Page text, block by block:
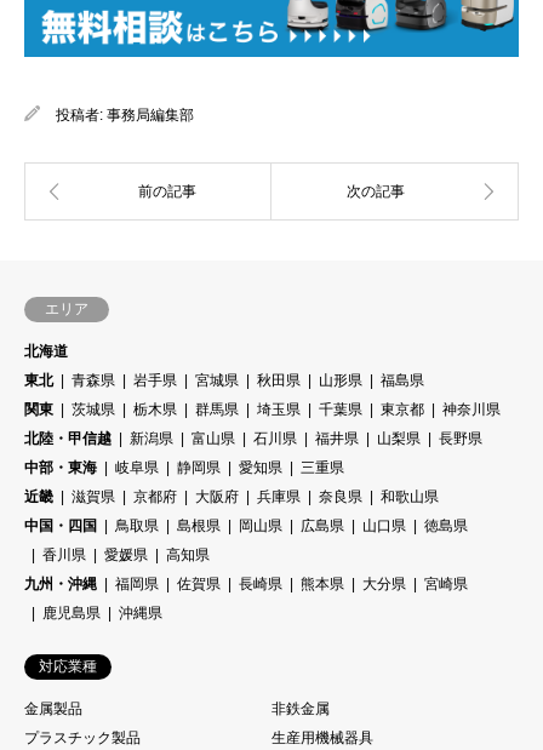
投稿者: 事務局編集部
エリア
北海道
東北
青森県 岩手県 宮城県 秋田県 山形県
福島県
関東
茨城県 栃木県 群馬県 埼玉県 千葉県 東京都
神奈川県
北陸・甲信越
新潟県 富山県 石川県 福井県 山梨県
長野県
中部・東海
岐阜県 静岡県 愛知県
三重県
近畿
滋賀県 京都府 大阪府 兵庫県 奈良県
和歌山県
中国・四国
鳥取県 島根県 岡山県 広島県 山口県
徳島県
香川県
愛媛県
高知県
九州・沖縄
福岡県 佐賀県 長崎県 熊本県 大分県
宮崎県
鹿児島県
沖縄県
対応業種
金属製品
非鉄金属
プラスチック製品
生産用機械器具